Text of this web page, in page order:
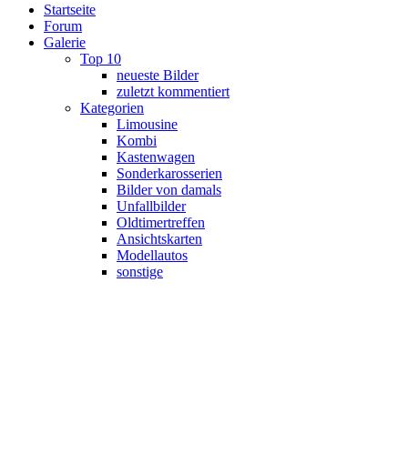
Startseite
Forum
Galerie
Top 10
neueste Bilder
zuletzt kommentiert
Kategorien
Limousine
Kombi
Kastenwagen
Sonderkarosserien
Bilder von damals
Unfallbilder
Oldtimertreffen
Ansichtskarten
Modellautos
sonstige